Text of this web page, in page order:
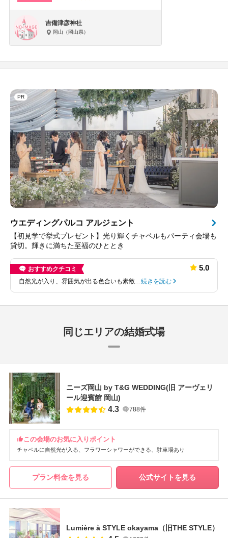
吉備津彦神社
岡山（岡山県）
PR
ウエディングパルコ アルジェント
【初見学で挙式プレゼント】光り輝くチャペルもパーティ会場も
貸切。輝きに満ちた至福のひととき
おすすめクチコミ 5.0
自然光が入り、雰囲気が出る色合いも素敵… 続きを読む
同じエリアの結婚式場
ニーズ岡山 by T&G WEDDING(旧 アーヴェリ
ール迎賓館 岡山)
4.3 788件
この会場のお気に入りポイント
チャペルに自然光が入る フラワーシャワーができる 駐車場あり
プラン料金を見る 公式サイトを見る
Lumière à STYLE okayama（旧THE STYLE）